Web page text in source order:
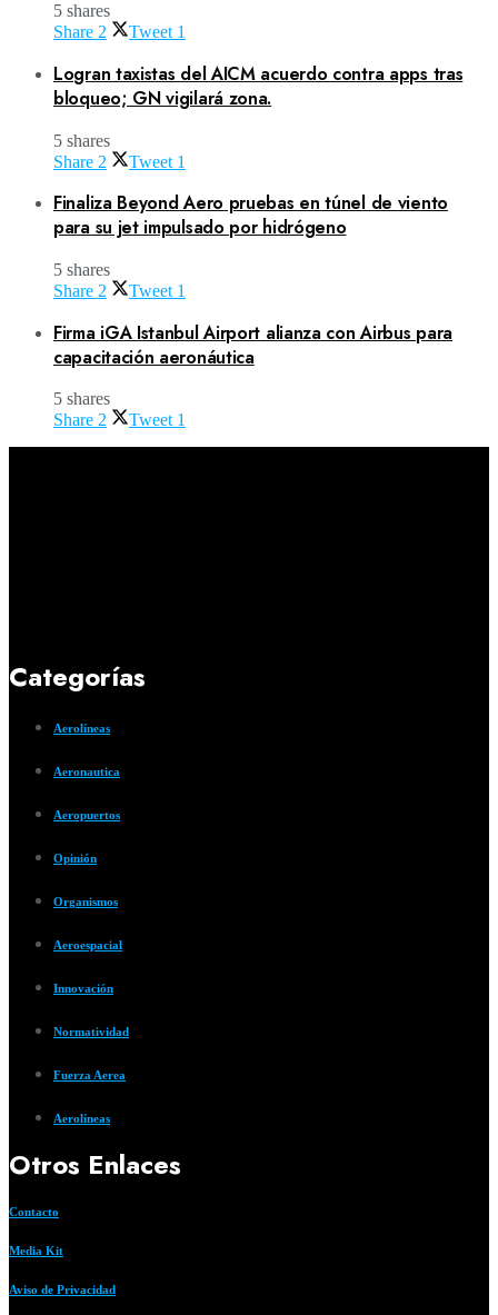
5 shares
Share 2 Tweet 1
Logran taxistas del AICM acuerdo contra apps tras
bloqueo; GN vigilará zona.
5 shares
Share 2 Tweet 1
Finaliza Beyond Aero pruebas en túnel de viento
para su jet impulsado por hidrógeno
5 shares
Share 2 Tweet 1
Firma iGA Istanbul Airport alianza con Airbus para
capacitación aeronáutica
5 shares
Share 2 Tweet 1
Categorías
Aerolíneas
Aeronautica
Aeropuertos
Opinión
Organismos
Aeroespacial
Innovación
Normatividad
Fuerza Aerea
Aerolíneas
Otros Enlaces
Contacto
Media Kit
Aviso de Privacidad